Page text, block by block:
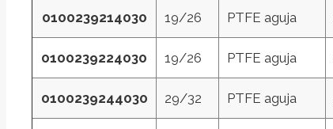
0100239214030 19/26 PTFE aguja
0100239224030 19/26 PTFE aguja
0100239244030 29/32 PTFE aguja